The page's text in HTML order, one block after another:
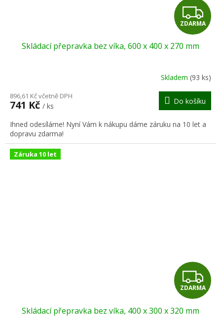
Z
D
R
M
A
ZDARMA
Skládací přepravka bez víka, 600 x 400 x 270 mm
Skladem (93 ks)
896,61 Kč včetně DPH
741 Kč / ks
Do košíku
Ihned odesíláme! Nyní Vám k nákupu dáme záruku na 10 let a
dopravu zdarma!
Záruka 10 let
Z
D
ZDARMA
Skládací přepravka bez víka, 400 x 300 x 320 mm